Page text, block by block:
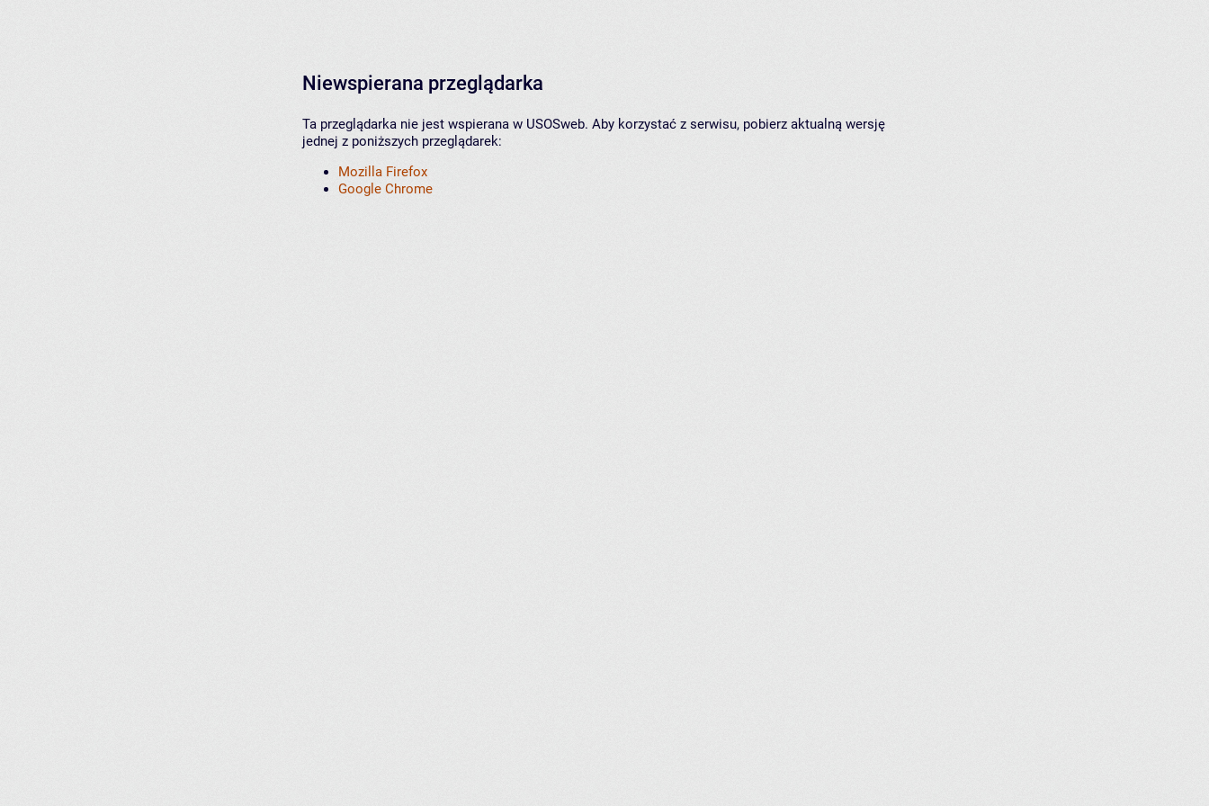
Niewspierana przeglądarka
Ta przeglądarka nie jest wspierana w USOSweb. Aby korzystać z serwisu, pobierz aktualną wersję
jednej z poniższych przeglądarek:
Mozilla Firefox
Google Chrome